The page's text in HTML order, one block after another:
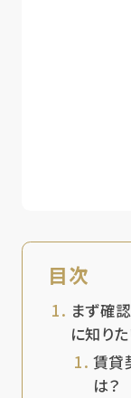
目次
まず確
に知り
賃貸
は？